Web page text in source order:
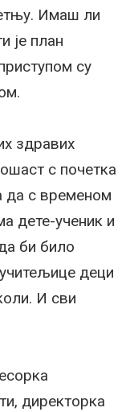
Имаш ли
је план
су
здравих
с почетка
да с временом
дете-ученик и
би било
деци
И сви
директорка